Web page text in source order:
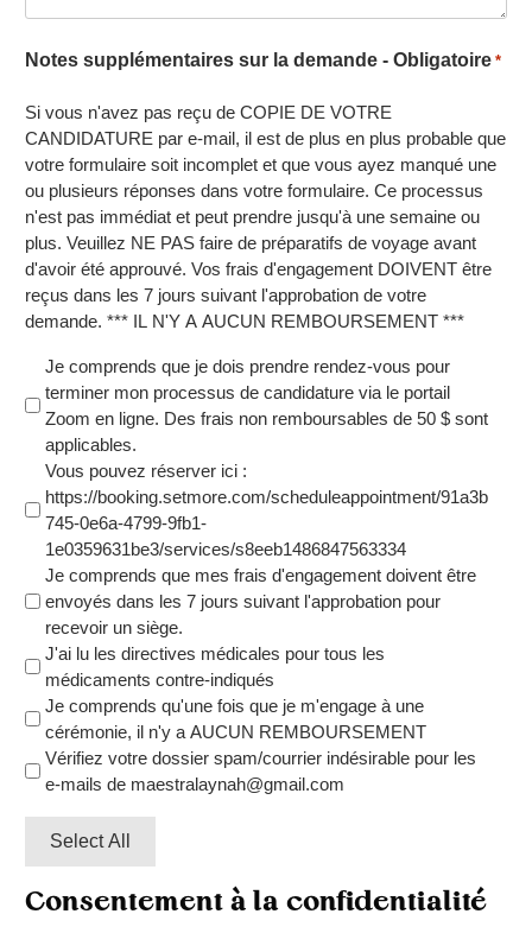
Notes supplémentaires sur la demande - Obligatoire *
Si vous n'avez pas reçu de COPIE DE VOTRE
CANDIDATURE par e-mail, il est de plus en plus probable que
votre formulaire soit incomplet et que vous ayez manqué une
ou plusieurs réponses dans votre formulaire. Ce processus
n'est pas immédiat et peut prendre jusqu'à une semaine ou
plus. Veuillez NE PAS faire de préparatifs de voyage avant
d'avoir été approuvé. Vos frais d'engagement DOIVENT être
reçus dans les 7 jours suivant l'approbation de votre
demande. *** IL N'Y A AUCUN REMBOURSEMENT ***
Je comprends que je dois prendre rendez-vous pour
terminer mon processus de candidature via le portail
Zoom en ligne. Des frais non remboursables de 50 $ sont
applicables.
Vous pouvez réserver ici :
https://booking.setmore.com/scheduleappointment/91a3b
745-0e6a-4799-9fb1-
1e0359631be3/services/s8eeb1486847563334
Je comprends que mes frais d'engagement doivent être
envoyés dans les 7 jours suivant l'approbation pour
recevoir un siège.
J'ai lu les directives médicales pour tous les
médicaments contre-indiqués
Je comprends qu'une fois que je m'engage à une
cérémonie, il n'y a AUCUN REMBOURSEMENT
Vérifiez votre dossier spam/courrier indésirable pour les
e-mails de maestralaynah@gmail.com
Select All
Consentement à la confidentialité